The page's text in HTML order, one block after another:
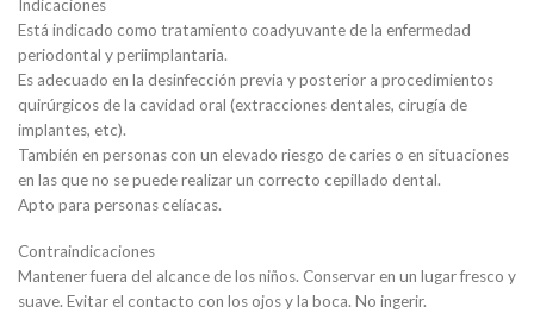
Indicaciones
Está indicado como tratamiento coadyuvante de la enfermedad
periodontal y periimplantaria.
Es adecuado en la desinfección previa y posterior a procedimientos
quirúrgicos de la cavidad oral (extracciones dentales, cirugía de
implantes, etc).
También en personas con un elevado riesgo de caries o en situaciones
en las que no se puede realizar un correcto cepillado dental.
Apto para personas celíacas.
Contraindicaciones
Mantener fuera del alcance de los niños. Conservar en un lugar fresco y
suave. Evitar el contacto con los ojos y la boca. No ingerir.